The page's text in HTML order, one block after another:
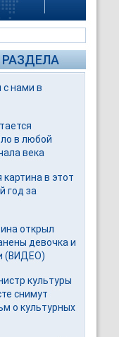
с нами в
в любой
века
в этот
год за
открыл
девочка и
(ВИДЕО)
культуры
снимут
о культурных